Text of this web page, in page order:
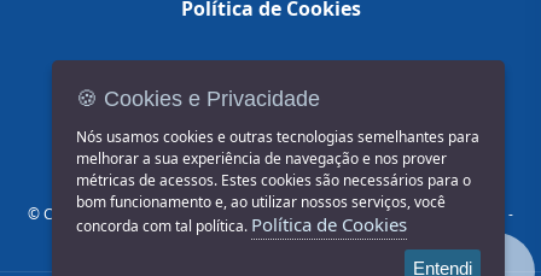
Política de Cookies
© COPYRIGHT 2026, Prefeitura Municipal de Jahu | Rua Paissandu, 444 -
Centro CEP: 17201-900
🍪 Cookies e Privacidade
Nós usamos cookies e outras tecnologias semelhantes para
melhorar a sua experiência de navegação e nos prover
métricas de acessos. Estes cookies são necessários para o
bom funcionamento e, ao utilizar nossos serviços, você
concorda com tal política. Política de Cookies
Entendi